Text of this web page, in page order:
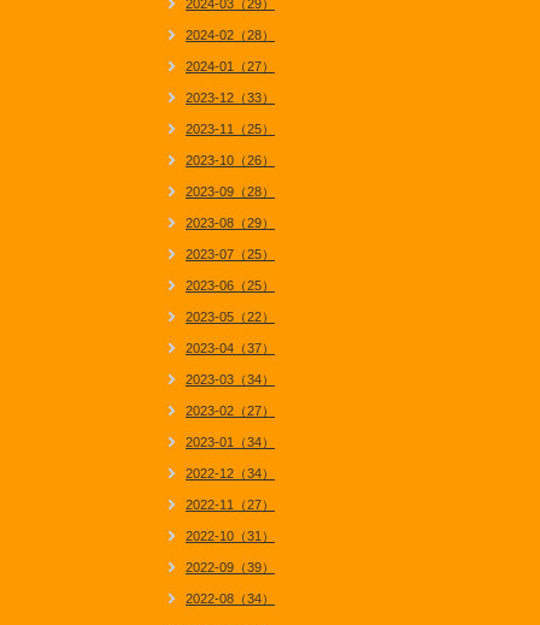
2024-03（29）
2024-02（28）
2024-01（27）
2023-12（33）
2023-11（25）
2023-10（26）
2023-09（28）
2023-08（29）
2023-07（25）
2023-06（25）
2023-05（22）
2023-04（37）
2023-03（34）
2023-02（27）
2023-01（34）
2022-12（34）
2022-11（27）
2022-10（31）
2022-09（39）
2022-08（34）